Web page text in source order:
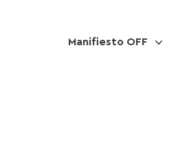
Manifiesto OFF